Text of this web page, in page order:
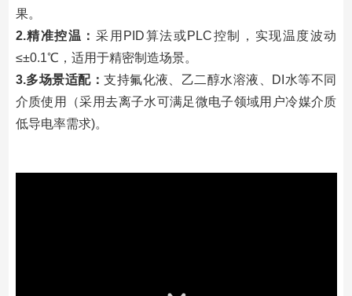
果。
2.精准控温：采用PID算法或PLC控制，实现温度波动
≤±0.1℃，适用于精密制造场景。
3.多场景适配：支持氟化液、乙二醇水溶液、DI水等不同
介质使用（采用去离子水可满足微电子领域用户冷媒介质
低导电率需求)。